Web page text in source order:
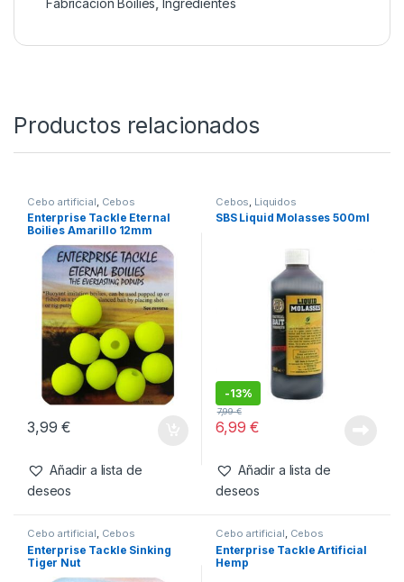
Esta combinación equilibrada garantiza una potente
alta atracción, facilitando que las carpas se alimenten
SKU:6152048062046 Categorías:
Fabricacion Boilies,Ingredientes
Productos relacionados
Cebo artificial
Enterprise Tackle Eternal
Cebos ,Liquidos
SBS Liquid Molasses 500ml